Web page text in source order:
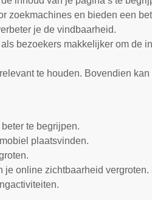
zoekmachines en bieden een
je de vindbaarheid.
bezoekers makkelijker om de
te houden. Bovendien
te begrijpen.
plaatsvinden.
online zichtbaarheid